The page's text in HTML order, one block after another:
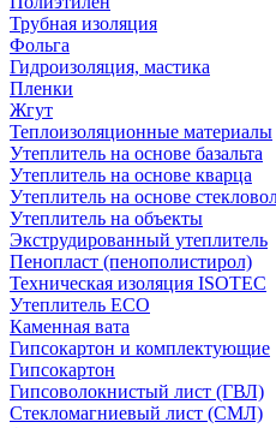
Трубная изоляция
Фольга
Гидроизоляция, мастика
Пленки
Жгут
Теплоизоляционные материалы
Утеплитель на основе базальта
Утеплитель на основе кварца
Утеплитель на основе
Утеплитель на объекты
Экструдированный утеплитель
Пенопласт (пенополистирол)
Техническая изоляция ISOTEC
Утеплитель ECO
Каменная вата
Гипсокартон и комплектующие
Гипсокартон
Гипсоволокнистый лист (ГВЛ)
Стекломагниевый лист (СМЛ)